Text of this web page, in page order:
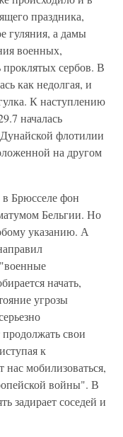
праздника,
гуляния, а дамы
военных,
сербов. В
как недолгая, и
К наступлению
началась
флотилии
на другом
Брюсселе фон
Бельгии. Но
указанию. А
начать,
угрозы
свои
к
мобилизоваться,
войны". В
задирает соседей и